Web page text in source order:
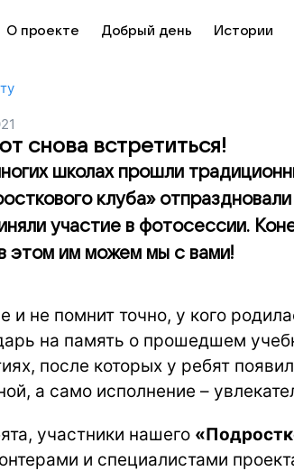
О проекте Добрый день Истории
снова встретиться!
школах прошли
клуба»
участие в фотосессии.
этом им можем мы с вами!
и не помнит точно, у кого
на память о прошедшем
после которых у ребят
а само исполнение –
участники нашего
и специалистами